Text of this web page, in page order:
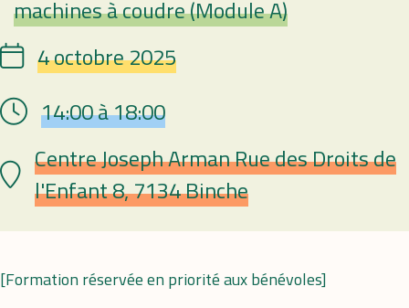
Repair Café
machines à coudre (Module A)
Date 4 octobre 2025
Hour 14:00 à 18:00
Lieu Centre Joseph Arman Rue des Droits de
l'Enfant 8, 7134 Binche
[Formation réservée en priorité aux bénévoles]